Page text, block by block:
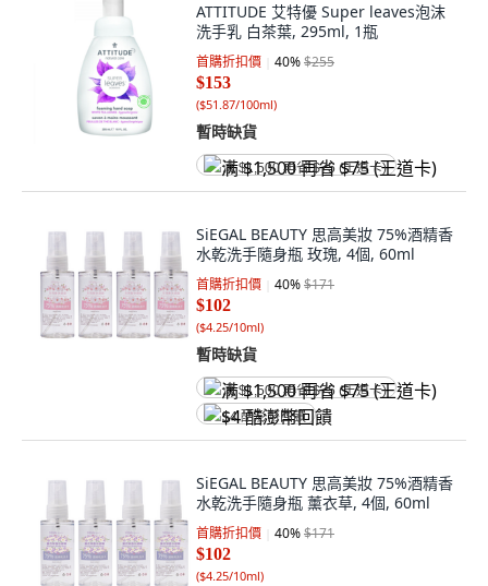
ATTITUDE 艾特優 Super leaves泡沫
洗手乳 白茶葉, 295ml, 1瓶
首購折扣價 40%$255
$153
($51.87/100ml)
暫時缺貨
满 $1,500 再省 $75 (王道卡)
SiEGAL BEAUTY 思高美妝 75%酒精香
水乾洗手隨身瓶 玫瑰, 4個, 60ml
首購折扣價 40%$171
$102
($4.25/10ml)
暫時缺貨
满 $1,500 再省 $75 (王道卡)
$4 酷澎幣回饋
SiEGAL BEAUTY 思高美妝 75%酒精香
水乾洗手隨身瓶 薰衣草, 4個, 60ml
首購折扣價 40%$171
$102
($4.25/10ml)